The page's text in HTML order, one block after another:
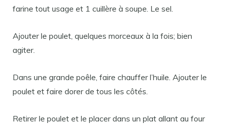
farine tout usage et 1 cuillère à soupe. Le sel.
Ajouter le poulet, quelques morceaux à la fois; bien
agiter.
Dans une grande poêle, faire chauffer l’huile. Ajouter le
poulet et faire dorer de tous les côtés.
Retirer le poulet et le placer dans un plat allant au four